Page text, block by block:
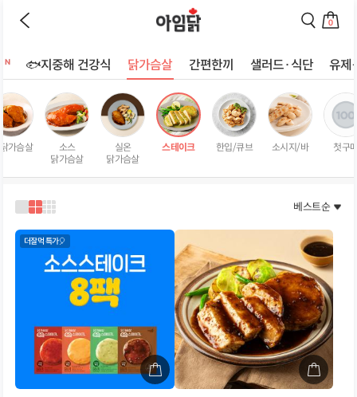
전
동
하
기
색
지
로
동
하
기
0
로
이
동
🐟지중해 건강식 닭가슴살 간편한끼 샐러드·식단
유제
품
리
스
트가슴살
소스
닭가슴살
실온
닭가슴살
스테이크 한입/큐브 소시지/바 첫구
1
열
2
열
로
3
열
로
보
기
베스트순
더잘먹 특가🎈